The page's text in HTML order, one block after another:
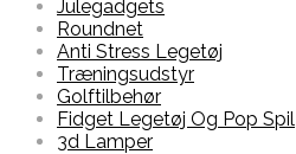
Julegadgets
Roundnet
Anti Stress Legetøj
Træningsudstyr
Golftilbehør
Fidget Legetøj Og Pop Spil
3d Lamper